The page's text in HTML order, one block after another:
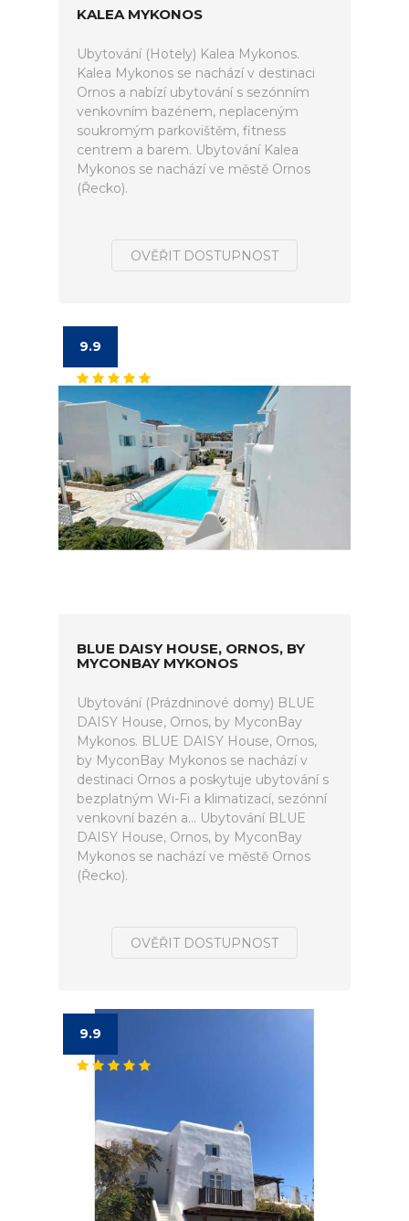
KALEA MYKONOS
Ubytování (Hotely) Kalea Mykonos.
Kalea Mykonos se nachází v destinaci
Ornos a nabízí ubytování s sezónním
venkovním bazénem, neplaceným
soukromým parkovištěm, fitness
centrem a barem. Ubytování Kalea
Mykonos se nachází ve městě Ornos
(Řecko).
OVĚŘIT DOSTUPNOST
9.9
BLUE DAISY HOUSE, ORNOS, BY
MYCONBAY MYKONOS
Ubytování (Prázdninové domy) BLUE
DAISY House, Ornos, by MyconBay
Mykonos. BLUE DAISY House, Ornos,
by MyconBay Mykonos se nachází v
destinaci Ornos a poskytuje ubytování s
bezplatným Wi-Fi a klimatizací, sezónní
venkovní bazén a... Ubytování BLUE
DAISY House, Ornos, by MyconBay
Mykonos se nachází ve městě Ornos
(Řecko).
OVĚŘIT DOSTUPNOST
9.9